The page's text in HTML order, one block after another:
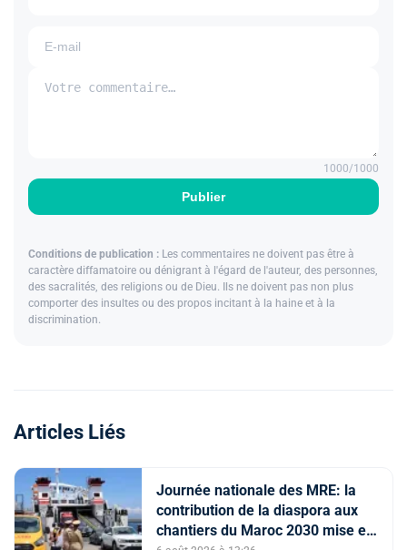
Publier
1000/1000
Conditions de publication : Les commentaires ne doivent pas être à
caractère diffamatoire ou dénigrant à l'égard de l'auteur, des personnes,
des sacralités, des religions ou de Dieu. Ils ne doivent pas non plus
comporter des insultes ou des propos incitant à la haine et à la
discrimination.
Articles Liés
Journée nationale des MRE: la
contribution de la diaspora aux
chantiers du Maroc 2030 mise en